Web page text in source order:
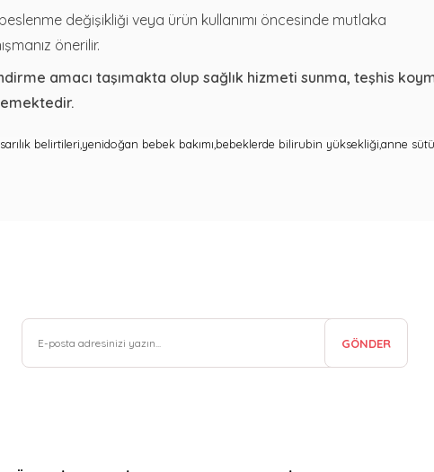
değişikliği veya ürün kullanımı öncesinde mutlaka
önerilir.
amacı taşımakta olup sağlık hizmeti sunma, teşhis
sarılık belirtileri,yenidoğan bebek bakımı,bebeklerde bilirubin yüksekliği,anne sütü
GÖNDER